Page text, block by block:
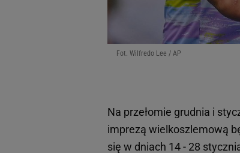
Fot. Wilfredo Lee / AP
Na przełomie grudnia i
imprezą wielkoszlemową
się w dniach 14 - 28